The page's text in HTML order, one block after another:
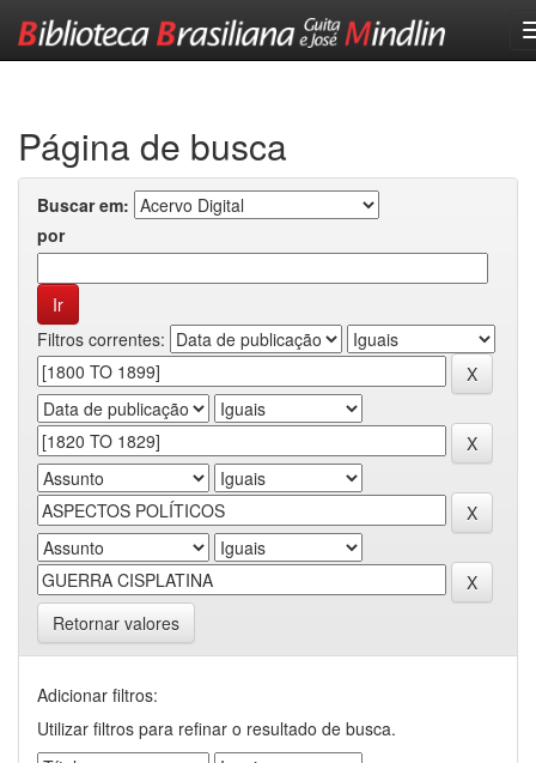
Página de busca
Buscar em:
por
Filtros correntes:
Retornar valores
Adicionar filtros:
Utilizar filtros para refinar o resultado de busca.